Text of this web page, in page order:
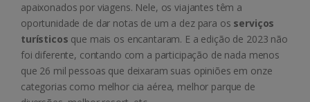
apaixonados por viagens. Nele, os viajantes têm a
oportunidade de dar notas de um a dez para os serviços
turísticos que mais os encantaram. E a edição de 2023 não
foi diferente, contando com a participação de nada menos
que 26 mil pessoas que deixaram suas opiniões em onze
categorias como melhor cia aérea, melhor parque de